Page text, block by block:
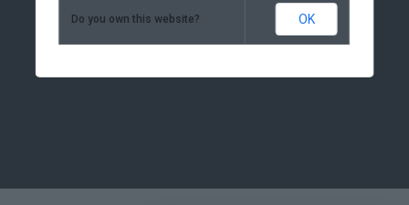
Do you own this website? OK